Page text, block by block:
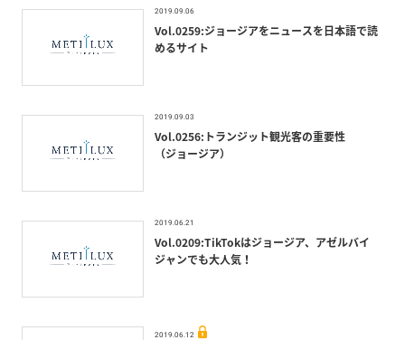
2019.09.06
Vol.0259:ジョージアをニュースを日本語で読
めるサイト
2019.09.03
Vol.0256:トランジット観光客の重要性
（ジョージア）
2019.06.21
Vol.0209:TikTokはジョージア、アゼルバイ
ジャンでも大人気！
2019.06.12